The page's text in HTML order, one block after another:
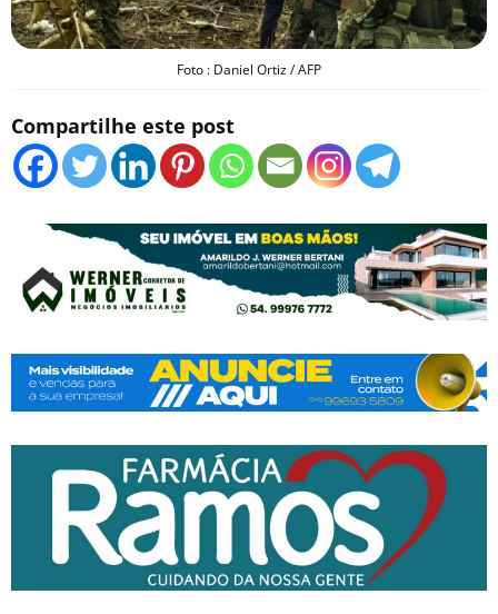
Foto : Daniel Ortiz / AFP
Compartilhe este post